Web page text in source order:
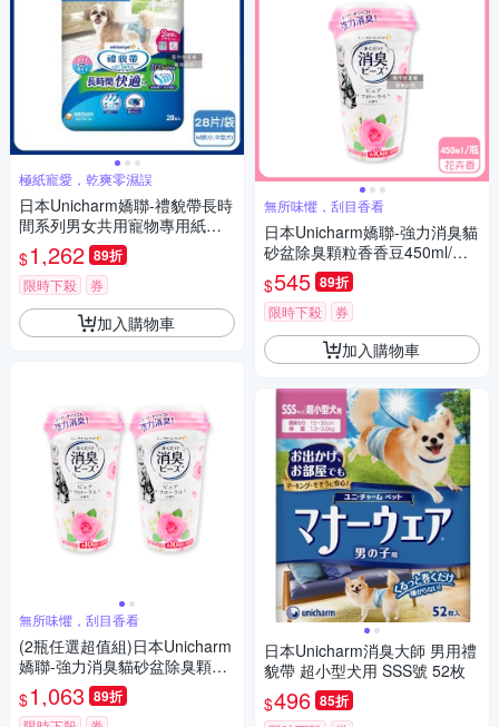
極紙寵愛，乾爽零濕誤
日本Unicharm嬌聯-禮貌帶長時
間系列男女共用寵物專用紙尿
褲1袋(最長12小時吸收,高齡愛
寵防漏照護,公母貓狗貼身透氣
尿布,毛孩好穿脫生理褲)
$1,262 89折
限時下殺 券
加入購物車
無所味懼，刮目香看
(2瓶任選超值組)日本Unicharm
嬌聯-強力消臭貓砂盆除臭顆粒
香香豆450ml/瓶(貓咪廁所芳香
吸臭劑,消臭大師貓砂隔臭留香
$1,063 89折
無所味懼，刮目香看
日本Unicharm嬌聯-強力消臭貓
砂盆除臭顆粒香香豆450ml/瓶
(貓咪廁所芳香吸臭劑,消臭大師
貓砂隔臭留香珠,鏟屎官必備去
異味香氛豆)
$545 89折
限時下殺 券
加入購物車
日本Unicharm消臭大師 男用禮
貌帶 超小型犬用 SSS號 52枚
$496 85折